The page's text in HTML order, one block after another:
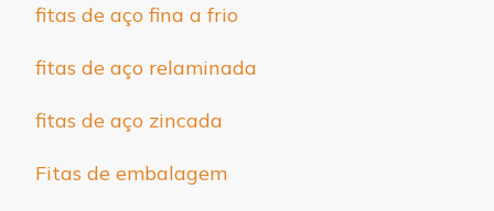
fitas de aço fina a frio
fitas de aço relaminada
fitas de aço zincada
Fitas de embalagem